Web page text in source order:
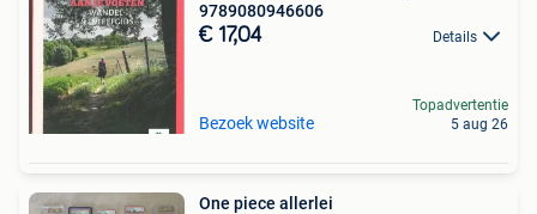
9789080946606
€ 17,04 Details
Bezoek website
Topadvertentie
5 aug 26
One piece allerlei